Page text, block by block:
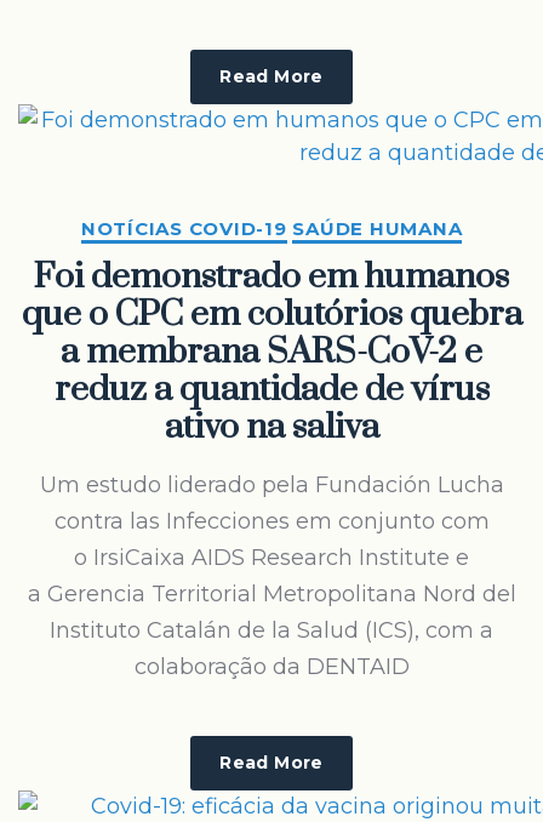
Read More
NOTÍCIAS COVID-19 SAÚDE HUMANA
Foi demonstrado em humanos
que o CPC em colutórios quebra
a membrana SARS-CoV-2 e
reduz a quantidade de vírus
ativo na saliva
Um estudo liderado pela Fundación Lucha
contra las Infecciones em conjunto com
o IrsiCaixa AIDS Research Institute e
a Gerencia Territorial Metropolitana Nord del
Instituto Catalán de la Salud (ICS), com a
colaboração da DENTAID
Read More